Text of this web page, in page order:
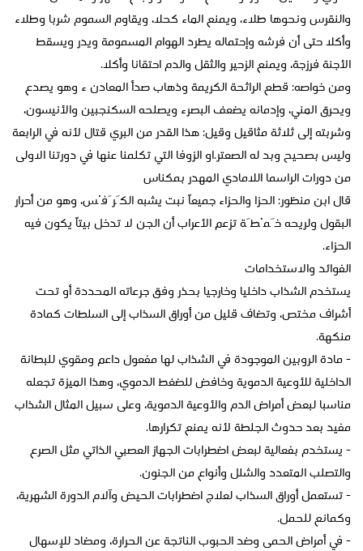
والنقرس ونحوها طلاء، ويمنع الماء كحلا، ويقاوم السموم شربا وطلاء
وأكلا حتى أن فرشه وإحتماله يطرد الهوام المسمومة ويدر ويسقط
الأجنة فرزجة، ويمنع الزحير والثقل والدم احتقانا وأكلا.
ومن خواصه: قطع الراثحة الكريمة وذهاب صدأ المعادن ء وهو يصدع
ويحرق المني، وإدمانه يضعف البصرء ويصلحه السكنجبين والأنيسون،
وشربته إلى ثلاثة مثاقيل وقيل: هذا القدر من البري قتال لأنه في الرابعة
وليس بصحيح وبد له الصعتر.او الزوفا التي تكلمنا عنها في دورتنا الاولى
من دورات الراسما اللامادي المهدر بمكناس
قال ابن منظور: الحزا والحزاء جميعاً نبت يشبه الكَرَفْس، وهو من أحرار
البقول ولريحه خَمْطَة تزعم الأعراب أن الجن لا تدخل بيتاً يكون فيه
الحزاء.
الفوائد والاستخدامات
يستخدم الشذاب داخليا وخارجيا بحذر وفق جرعاته المحددة أو تحت
أشراف مختص، وتضاف قليل من أوراق السذاب إلى السلطات كمادة
منكهة.
- مادة الروبين الموجودة في الشذاب لها مفعول داعم ومقوي للبطانة
الداخلية للأوعية الدموية وخافض للضغط الدموي، وهذا الميزة تجعله
مناسبا لبعض أمراض الدم والأوعية الدموية، وعلى سبيل المثال الشذاب
مفيد بعد حدوث الجلطة لأنه يمنع تكرارها.
- يستخدم بفعالية لبعض اضطرابات الجهاز العصبي الذاتي مثل الصرع
والتصلب المتعدد والشلل وأنواع من الجنون.
- تستعمل أوراق السذاب لعلاج اضطرابات الحيض وآلام الدورة الشهرية،
وكمانع للحمل.
- في أمراض الحمى وضد الحبوب الناتجة عن الحرارة، ومضاد للإسهال